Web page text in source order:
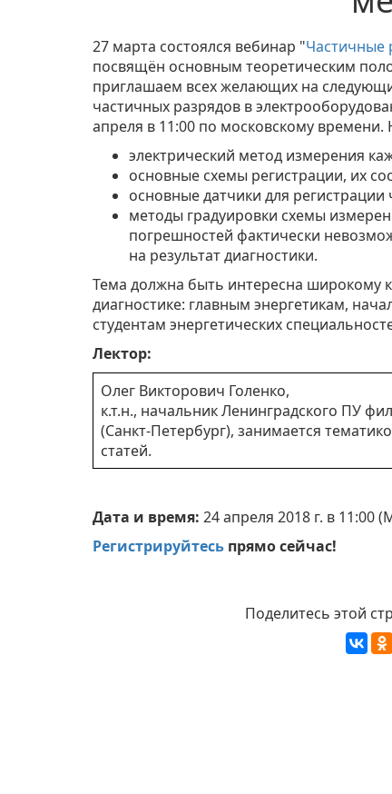
27 марта состоялся вебинар "Частичные
посвящён основным теоретическим
приглашаем всех желающих на
частичных разрядов в
апреля в 11:00 по московскому времени.
электрический метод измерения
основные схемы регистрации, их
основные датчики для
методы градуировки схемы
погрешностей фактически
на результат диагностики.
Тема должна быть интересна широкому
диагностике: главным энергетикам,
студентам энергетических
Лектор:
Олег Викторович Голенко,
к.т.н., начальник Ленинградского ПУ
(Санкт-Петербург), занимается
статей.
Дата и время: 24 апреля 2018 г. в
Регистрируйтесь прямо сейчас!
Поделитесь этой